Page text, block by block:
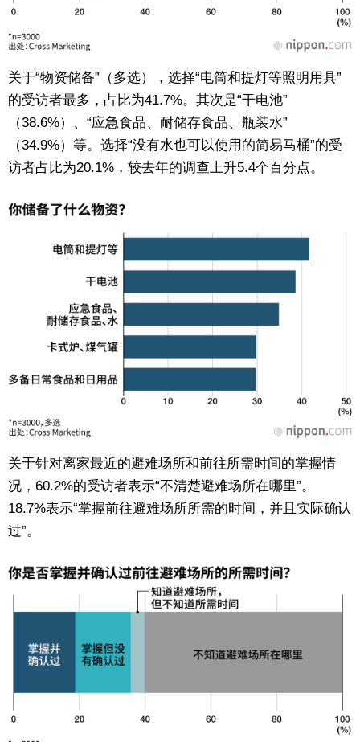
关于“物资储备”（多选），选择“电筒和提灯等照明用具”
的受访者最多，占比为41.7%。其次是“干电池”
（38.6%）、“应急食品、耐储存食品、瓶装水”
（34.9%）等。选择“没有水也可以使用的简易马桶”的受
访者占比为20.1%，较去年的调查上升5.4个百分点。
关于针对离家最近的避难场所和前往所需时间的掌握情
况，60.2%的受访者表示“不清楚避难场所在哪里”。
18.7%表示“掌握前往避难场所所需的时间，并且实际确认
过”。